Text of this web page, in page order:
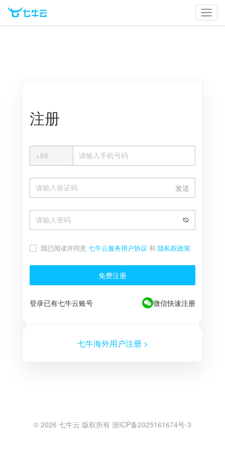
注册
+
+86
发送
我已阅读并同意 七牛云服务用户协议 和 隐私权政策
免费注册
登录已有七牛云账号 微信快速注册
七牛海外用户注册 >
© 2026 七牛云 版权所有 浙ICP备2025161674号-3